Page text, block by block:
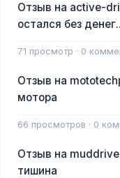
Отзыв на active-
остался без
71 просмотр · 0
Отзыв на
мотора
66 просмотров · 0
Отзыв на
тишина